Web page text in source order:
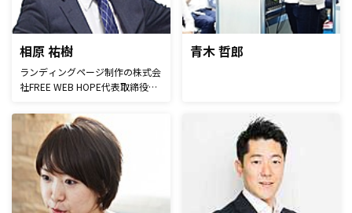
相原 祐樹
ランディングページ制作の株式会
社FREE WEB HOPE代表取締役。
ジ制作専門会社で、年間100本以
上の制作を手掛ける。
BtoC,BtoB等ジャンルを問わず幅
広く制作を行っており、最大コン
バージョン率32%を叩き出す等、
ランディングページ制作・運営の
スペシャリスト集団。
青木 哲郎